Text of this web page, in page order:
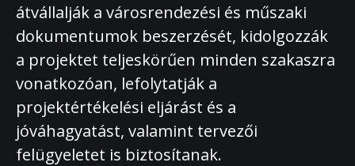
átvállalják a városrendezési és műszaki
dokumentumok beszerzését, kidolgozzák
a projektet teljeskörűen minden szakaszra
vonatkozóan, lefolytatják a
projektértékelési eljárást és a
jóváhagyatást, valamint tervezői
felügyeletet is biztosítanak.